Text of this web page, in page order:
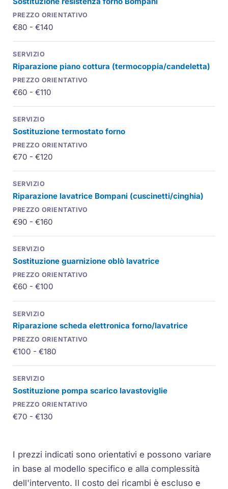
€80 - €140
Riparazione piano cottura (termocoppia/candeletta)
€60 - €110
Sostituzione termostato forno
€70 - €120
Riparazione lavatrice Bompani (cuscinetti/cinghia)
€90 - €160
Sostituzione guarnizione oblò lavatrice
€60 - €100
Riparazione scheda elettronica forno/lavatrice
€100 - €180
Sostituzione pompa scarico lavastoviglie
€70 - €130
I prezzi indicati sono orientativi e possono variare
in base al modello specifico e alla complessità
dell'intervento. Il costo dei ricambi è escluso e